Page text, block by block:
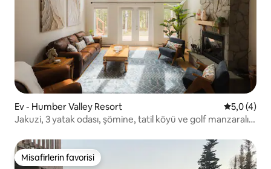
Ev - Humber Valley Resort 55,0 (4)
Jakuzi, 3 yatak odası, şömine, tatil köyü ve golf manzaralı
Misafirlerin favorisi
Misafirlerin favorisi